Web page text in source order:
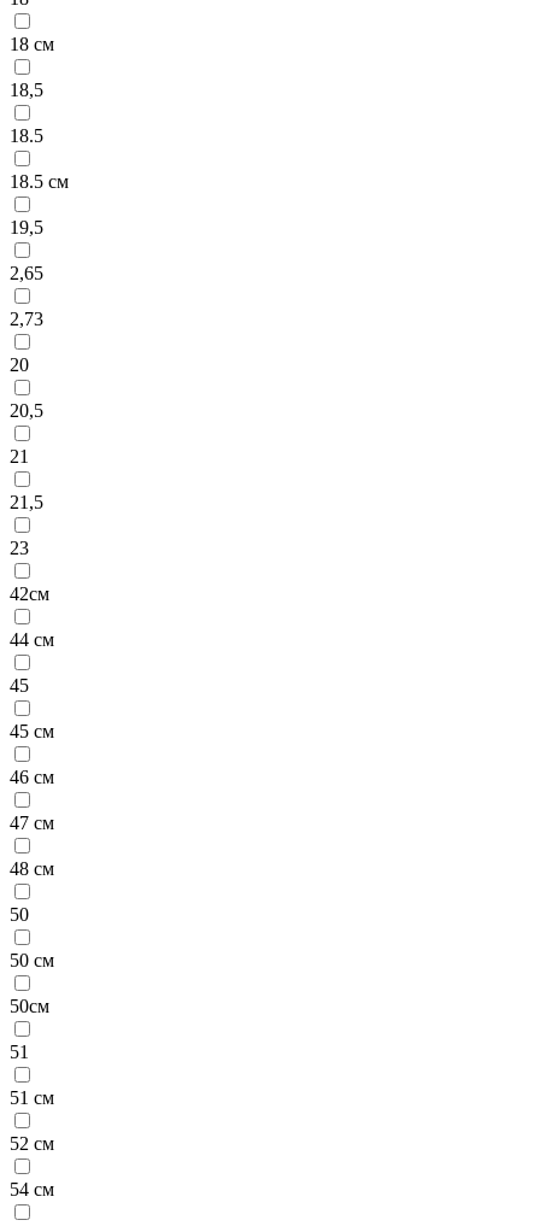
18 см
18,5
18.5
18.5 см
19,5
2,65
2,73
20
20,5
21
21,5
23
42см
44 см
45
45 см
46 см
47 см
48 см
50
50 см
50см
51
51 см
52 см
54 см